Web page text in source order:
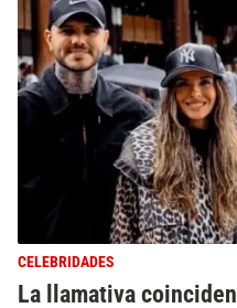
CELEBRIDADES
La llamativa